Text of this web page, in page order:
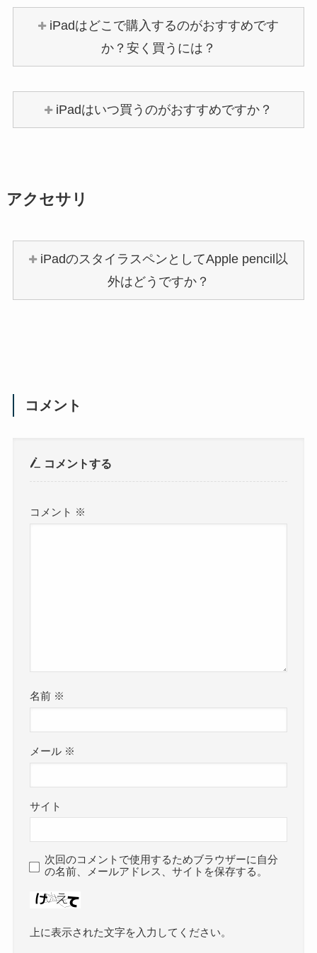
iPadはどこで購入するのがおすすめです
か？安く買うには？
iPadはいつ買うのがおすすめですか？
アクセサリ
iPadのスタイラスペンとしてApple pencil以
外はどうですか？
コメント
コメントする
コメント ※
名前 ※
メール ※
サイト
次回のコメントで使用するためブラウザーに自分
の名前、メールアドレス、サイトを保存する。
上に表示された文字を入力してください。